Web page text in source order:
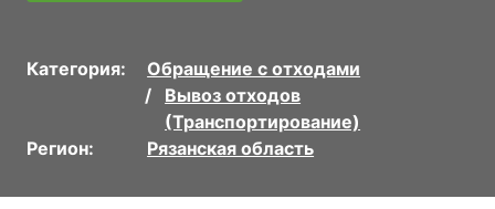
Категория:
Обращение с отходами
Вывоз отходов
(Транспортирование)
Регион:
Рязанская область